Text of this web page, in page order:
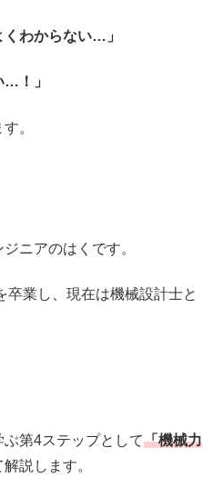
くわからない…」
…！」
。
ニアのはくです。
卒業し、現在は機械設計士と
第4ステップとして「機械力
説します。